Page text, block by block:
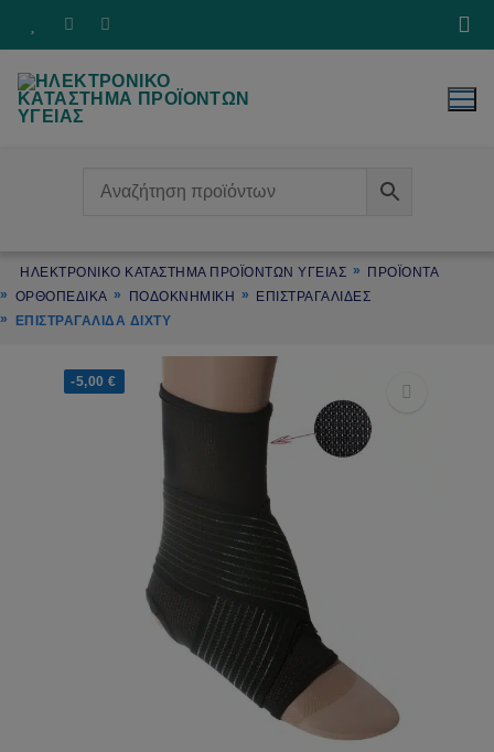
ΗΛΕΚΤΡΟΝΙΚΌ ΚΑΤΆΣΤΗΜΑ ΠΡΟΪΌΝΤΩΝ ΥΓΕΊΑΣ
ΠΡΟΪΌΝΤΑ
ΟΡΘΟΠΕΔΙΚΑ
ΠΟΔΟΚΝΗΜΙΚΗ
ΕΠΙΣΤΡΑΓΑΛΙΔΕΣ
ΕΠΙΣΤΡΑΓΑΛΙΔΑ ΔΊΧΤΥ
-5,00€